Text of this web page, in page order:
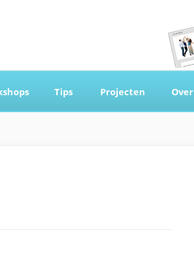
Ga
de
Tips Projecten Over